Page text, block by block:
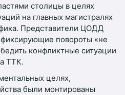
столицы в целях
на главных магистралях
Представители ЦОДД
повороты «не
конфликтные ситуации
ТТК.
целях,
были монтированы